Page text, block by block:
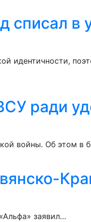
списал в
идентичности,
ради
войны. Об этом в
заявил…